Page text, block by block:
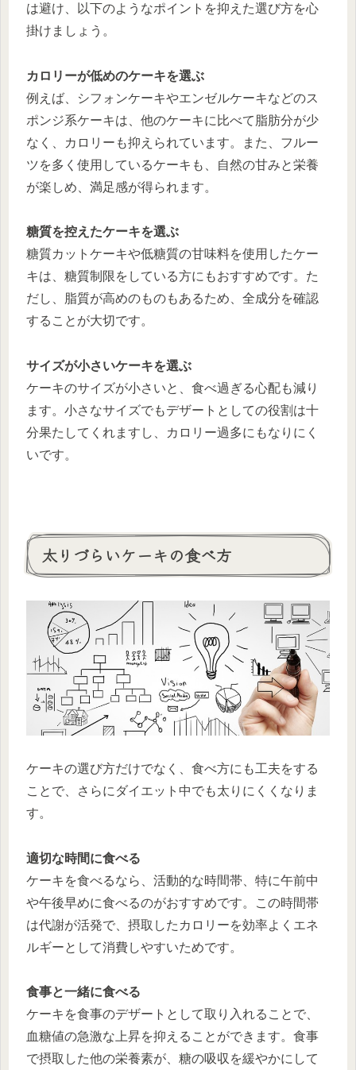
は避け、以下のようなポイントを抑えた選び方を心
掛けましょう。
カロリーが低めのケーキを選ぶ
例えば、シフォンケーキやエンゼルケーキなどのス
ポンジ系ケーキは、他のケーキに比べて脂肪分が少
なく、カロリーも抑えられています。また、フルー
ツを多く使用しているケーキも、自然の甘みと栄養
が楽しめ、満足感が得られます。
糖質を控えたケーキを選ぶ
糖質カットケーキや低糖質の甘味料を使用したケー
キは、糖質制限をしている方にもおすすめです。た
だし、脂質が高めのものもあるため、全成分を確認
することが大切です。
サイズが小さいケーキを選ぶ
ケーキのサイズが小さいと、食べ過ぎる心配も減り
ます。小さなサイズでもデザートとしての役割は十
分果たしてくれますし、カロリー過多にもなりにく
いです。
太りづらいケーキの食べ方
ケーキの選び方だけでなく、食べ方にも工夫をする
ことで、さらにダイエット中でも太りにくくなりま
す。
適切な時間に食べる
ケーキを食べるなら、活動的な時間帯、特に午前中
や午後早めに食べるのがおすすめです。この時間帯
は代謝が活発で、摂取したカロリーを効率よくエネ
ルギーとして消費しやすいためです。
食事と一緒に食べる
ケーキを食事のデザートとして取り入れることで、
血糖値の急激な上昇を抑えることができます。食事
で摂取した他の栄養素が、糖の吸収を緩やかにして